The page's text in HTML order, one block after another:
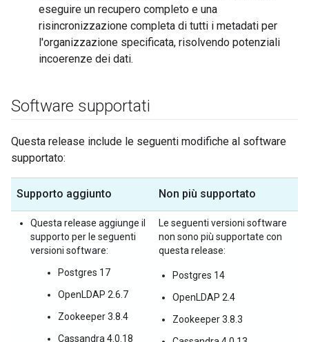
eseguire un recupero completo e una
risincronizzazione completa di tutti i metadati per
l'organizzazione specificata, risolvendo potenziali
incoerenze dei dati.
Software supportati
Questa release include le seguenti modifiche al software
supportato:
Supporto aggiunto Non più supportato
Questa release aggiunge il
supporto per le seguenti
versioni software:
Postgres 17
OpenLDAP 2.6.7
Zookeeper 3.8.4
Cassandra 4.0.18
Le seguenti versioni software
non sono più supportate con
questa release:
Postgres 14
OpenLDAP 2.4
Zookeeper 3.8.3